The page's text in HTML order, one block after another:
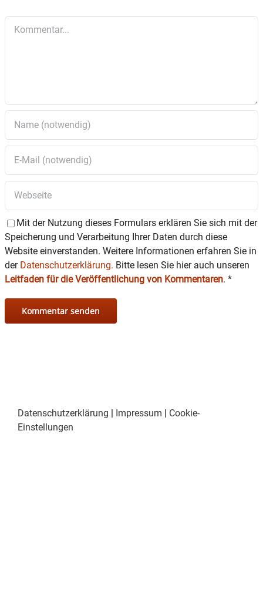
Mit der Nutzung dieses Formulars erklären Sie sich mit der
Speicherung und Verarbeitung Ihrer Daten durch diese
Website einverstanden. Weitere Informationen erfahren Sie in
der Datenschutzerklärung. Bitte lesen Sie hier auch unseren
Leitfaden für die Veröffentlichung von Kommentaren. *
Datenschutzerklärung | Impressum | Cookie-
Einstellungen